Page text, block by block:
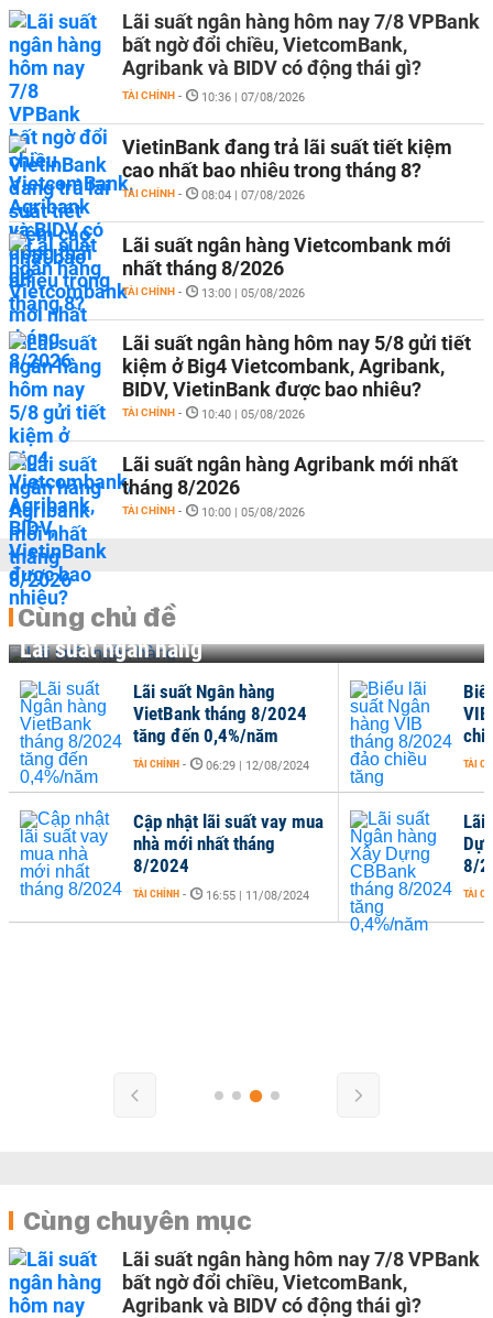
Lãi suất ngân hàng hôm nay 7/8 VPBank
bất ngờ đổi chiều, VietcomBank,
Agribank và BIDV có động thái gì?
TÀI CHÍNH - 10:36 | 07/08/2026
VietinBank đang trả lãi suất tiết kiệm
cao nhất bao nhiêu trong tháng 8?
TÀI CHÍNH - 08:04 | 07/08/2026
Lãi suất ngân hàng Vietcombank mới
nhất tháng 8/2026
TÀI CHÍNH - 13:00 | 05/08/2026
Lãi suất ngân hàng hôm nay 5/8 gửi tiết
kiệm ở Big4 Vietcombank, Agribank,
BIDV, VietinBank được bao nhiêu?
TÀI CHÍNH - 10:40 | 05/08/2026
Lãi suất ngân hàng Agribank mới nhất
tháng 8/2026
TÀI CHÍNH - 10:00 | 05/08/2026
Cùng chủ đề
Lãi suất ngân hàng
Lãi
8/
TÀI
Lãi suất Ngân hàng
VietBank tháng 8/2024
tăng đến 0,4%/năm
TÀI CHÍNH - 06:29 | 12/08/2024
Cập nhật lãi suất vay mua
nhà mới nhất tháng
8/2024
TÀI CHÍNH - 16:55 | 11/08/2024
TÀI
Cùng chuyên mục
Lãi suất ngân hàng hôm nay 7/8 VPBank
bất ngờ đổi chiều, VietcomBank,
Agribank và BIDV có động thái gì?